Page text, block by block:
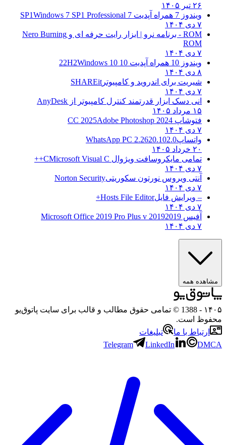
۲۶ تیر ۱۴۰۵
ویندوز 7 همراه آپدیت 7 SP1
Windows 7 SP1 Professional
۷ دی ۱۴۰۴
ROM - برنامه نرو | ابزار رایت حرفه ای و
Nero Burning
ROM
۷ دی ۱۴۰۴
ویندوز 10 همراه آپدیت 10 22H2
Windows 10
۸ دی ۱۴۰۴
شیریت برای اندروید و کامپیوتر SHAREit
۷ دی ۱۴۰۴
انی دسک ابزار قدرتمند کنترل کامپیوتر از AnyDesk
۱۵ مرداد ۱۴۰۵
فتوشاپ CC 2025 Adobe Photoshop 2024
۷ دی ۱۴۰۴
واتساپWhatsApp PC 2.2620.102.0
۲۰ خرداد ۱۴۰۵
تمامی مایکروسافت ویژوال C Microsoft Visual C++
۷ دی ۱۴۰۴
آنتی ویروس نورتون سکوریتیNorton Security
۷ دی ۱۴۰۴
– ویرایش فایلHosts File Editor+
۷ دی ۱۴۰۴
آفیس 2019 2019 Microsoft Office 2019 Pro Plus v
۷ دی ۱۴۰۴
مشاهده همه
۱۴۰۵
- 1388 © تمامی حقوق مطالب و قالب برای سایت پاتوق‌یو
محفوظ است.
ارتباط با ما
تبلیغات
Telegram
LinkedIn DMCA